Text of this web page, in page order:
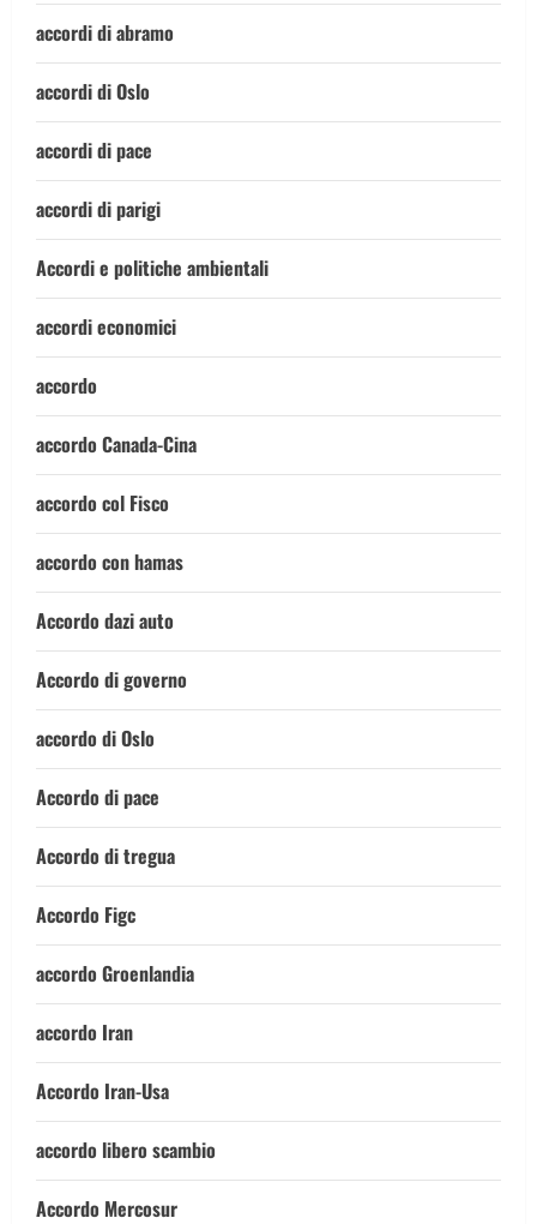
accordi di abramo
accordi di Oslo
accordi di pace
accordi di parigi
Accordi e politiche ambientali
accordi economici
accordo
accordo Canada-Cina
accordo col Fisco
accordo con hamas
Accordo dazi auto
Accordo di governo
accordo di Oslo
Accordo di pace
Accordo di tregua
Accordo Figc
accordo Groenlandia
accordo Iran
Accordo Iran-Usa
accordo libero scambio
Accordo Mercosur